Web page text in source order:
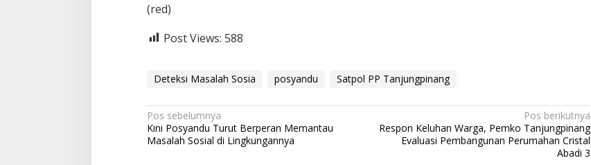
(red)
Post Views: 588
Deteksi Masalah Sosia posyandu Satpol PP Tanjungpinang
N
a
Pos sebelumnya
Kini Posyandu Turut Berperan Memantau
Masalah Sosial di Lingkungannya
Pos berikutnya
Respon Keluhan Warga, Pemko Tanjungpinang
Evaluasi Pembangunan Perumahan Cristal
Abadi 3